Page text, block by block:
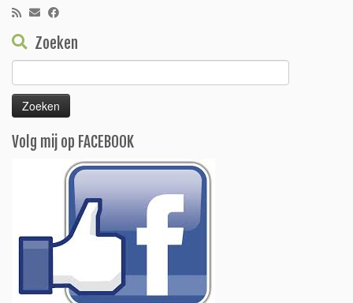
Zoeken
naar:
Volg mij op FACEBOOK